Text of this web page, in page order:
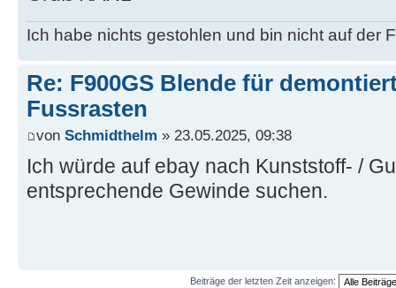
Ich habe nichts gestohlen und bin nicht auf der
Re: F900GS Blende für
Fussrasten
von Schmidthelm » 23.05.2025, 09:38
Ich würde auf ebay nach Kunststoff- /
entsprechende Gewinde suchen.
Beiträge der letzten Zeit anzeigen: